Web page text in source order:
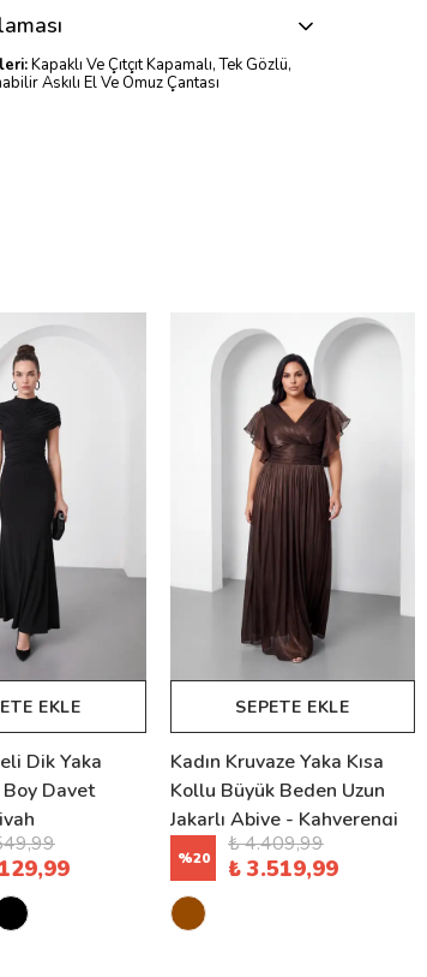
Kapaklı Ve Çıtçıt Kapamalı, Tek Gözlü,
Askılı El Ve Omuz Çantası
EKLE
Dik Yaka
Davet
SEPETE EKLE
Kadın Kruvaze Yaka Kısa
Kollu Büyük Beden Uzun
Jakarlı Abiye - Kahverengi
%20
₺ 4.409,99
₺ 3.519,99